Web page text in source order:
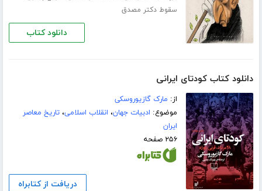
سقوط دکتر مصدق
دانلود کتاب
دانلود کتاب کودتای ایرانی
از: مارک گازیوروسکی
موضوع: ادبیات جهان، انقلاب اسلامی،تاریخ معاصر
ایران
۲۵۶ صفحه
دریافت از کتابراه